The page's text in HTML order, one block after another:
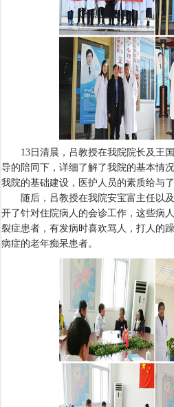
13日清晨，吕教授在我院院长及王国
导的陪同下，详细了解了我院的基本情
我院的基础建设，医护人员的素质给与了
随后，吕教授在我院安宝富主任以及
开了针对住院病人的会诊工作，这些病
裂症患者，有发病时喜欢骂人，打人的
病症的老年痴呆患者。